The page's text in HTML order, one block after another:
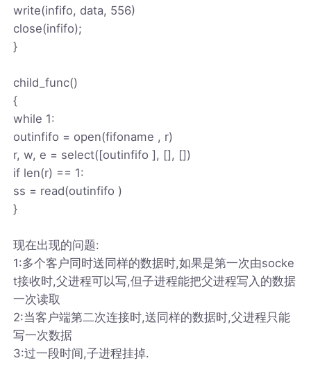
write(infifo, data, 556)
close(infifo);
}
child_func()
{
while 1:
outinfifo = open(fifoname , r)
r, w, e = select([outinfifo ], [], [])
if len(r) == 1:
ss = read(outinfifo )
}
现在出现的问题:
1:多个客户同时送同样的数据时,如果是第一次由socke
t接收时,父进程可以写,但子进程能把父进程写入的数据
一次读取
2:当客户端第二次连接时,送同样的数据时,父进程只能
写一次数据
3:过一段时间,子进程挂掉.